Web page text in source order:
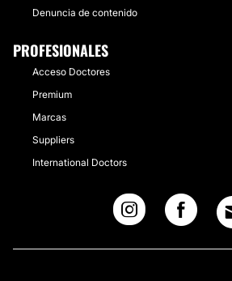
Denuncia de contenido
PROFESIONALES
Acceso Doctores
Premium
Marcas
Suppliers
International Doctors